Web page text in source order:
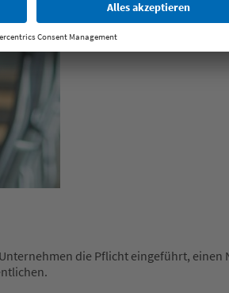
die Pflicht eingeführt,